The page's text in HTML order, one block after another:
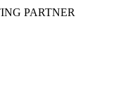
PARTNER